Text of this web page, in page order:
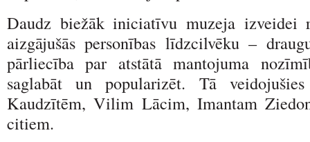
Daudz biežāk iniciatīvu muzeja izveidei
aizgājušās personības līdzcilvēku –
pārliecība par atstātā mantojuma
saglabāt un popularizēt. Tā
Kaudzītēm, Vilim Lācim, Imantam
citiem.